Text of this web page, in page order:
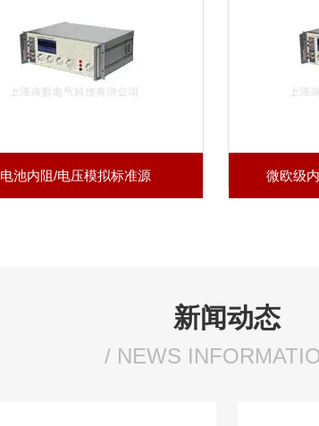
电池内阻/电压模拟标准源 微欧级
新闻动态
/ NEWS